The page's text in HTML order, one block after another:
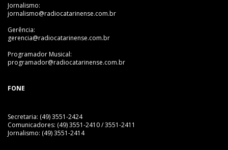
Jornalismo:
jornalismo@radiocatarinense.com.br
Gerência:
gerencia@radiocatarinense.com.br
Programador Musical:
programador@radiocatarinense.com.br
FONE
Secretaria: (49) 3551-2424
Comunicadores: (49) 3551-2410 / 3551-2411
Jornalismo: (49) 3551-2414